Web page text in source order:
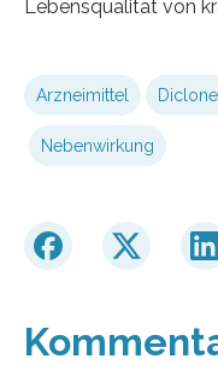
Lebensqualität von
Arzneimittel
Nebenwirkung